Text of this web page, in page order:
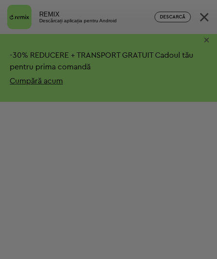
REMIX
Descărcați aplicația pentru Android
DESCARCĂ ×
-30% REDUCERE + TRANSPORT GRATUITCadoul tău
pentru prima comandă
Cumpără acum
×